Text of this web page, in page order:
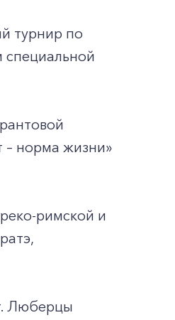
турнир по
специальной
– норма жизни»
римской и
Люберцы